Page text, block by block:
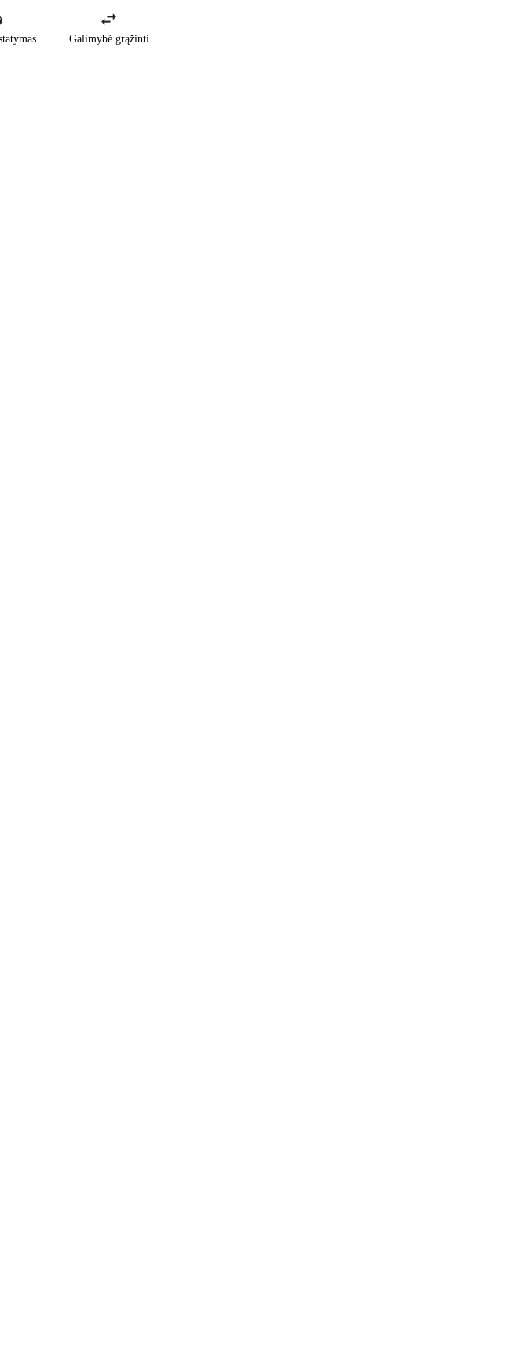
Galimybė grąžinti